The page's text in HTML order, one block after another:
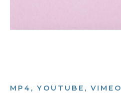
MP4, YOUTUBE, VIMEO